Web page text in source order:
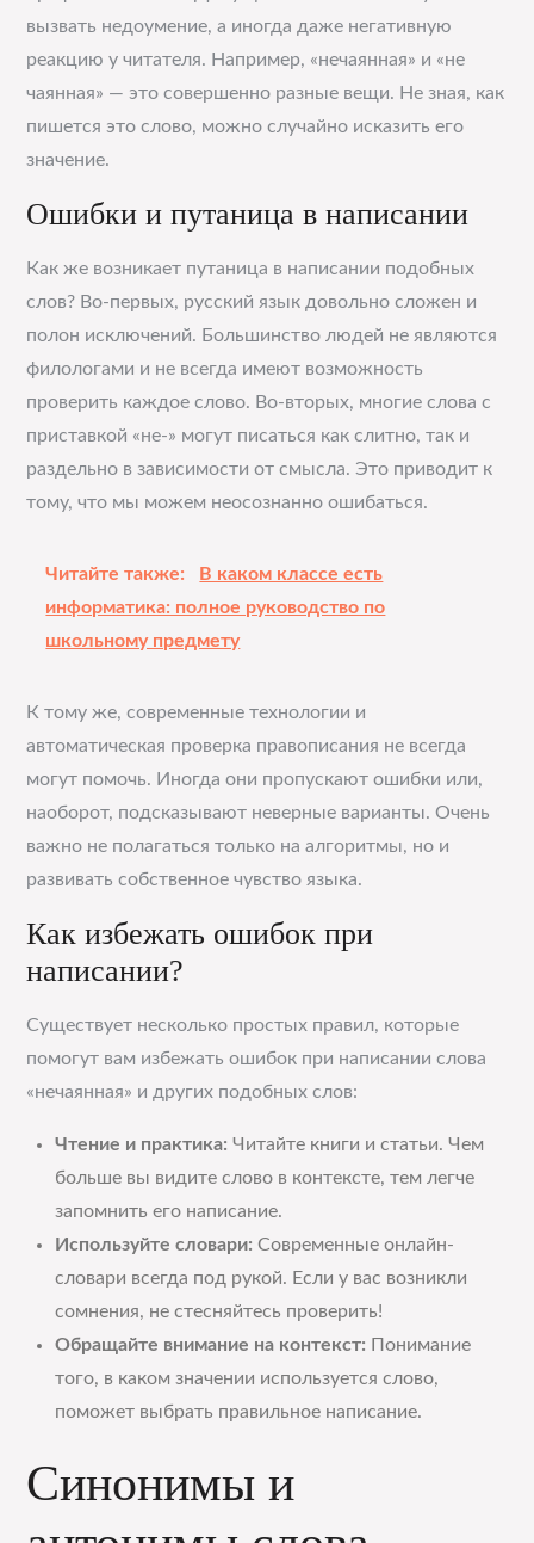
вызвать недоумение, а иногда даже негативную
реакцию у читателя. Например, «нечаянная» и «не
чаянная» — это совершенно разные вещи. Не зная, как
пишется это слово, можно случайно исказить его
значение.
Ошибки и путаница в написании
Как же возникает путаница в написании подобных
слов? Во-первых, русский язык довольно сложен и
полон исключений. Большинство людей не являются
филологами и не всегда имеют возможность
проверить каждое слово. Во-вторых, многие слова с
приставкой «не-» могут писаться как слитно, так и
раздельно в зависимости от смысла. Это приводит к
тому, что мы можем неосознанно ошибаться.
Читайте также:
В каком классе есть
информатика: полное руководство по
школьному предмету
К тому же, современные технологии и
автоматическая проверка правописания не всегда
могут помочь. Иногда они пропускают ошибки или,
наоборот, подсказывают неверные варианты. Очень
важно не полагаться только на алгоритмы, но и
развивать собственное чувство языка.
Как избежать ошибок при
написании?
Существует несколько простых правил, которые
помогут вам избежать ошибок при написании слова
«нечаянная» и других подобных слов:
Чтение и практика: Читайте книги и статьи. Чем
больше вы видите слово в контексте, тем легче
запомнить его написание.
Используйте словари: Современные онлайн-
словари всегда под рукой. Если у вас возникли
сомнения, не стесняйтесь проверить!
Обращайте внимание на контекст: Понимание
того, в каком значении используется слово,
поможет выбрать правильное написание.
Синонимы и